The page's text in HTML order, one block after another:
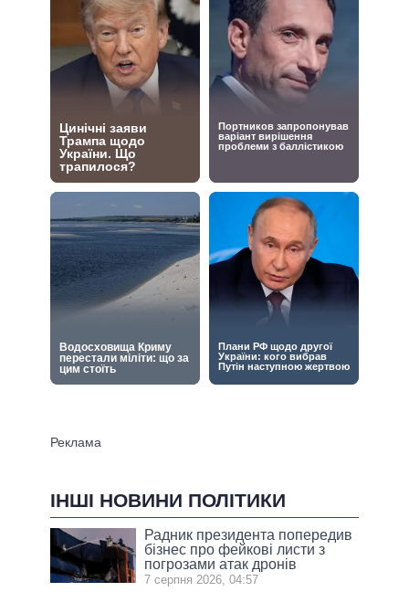
ІНШІ НОВИНИ ПОЛІТИКИ
Радник президента попередив
бізнес про фейкові листи з
погрозами атак дронів
7 серпня 2026, 04:57